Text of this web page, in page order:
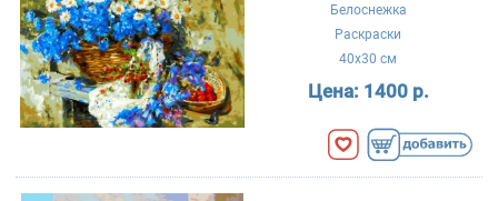
Белоснежка
Раскраски
40x30 см
Цена: 1400 р.